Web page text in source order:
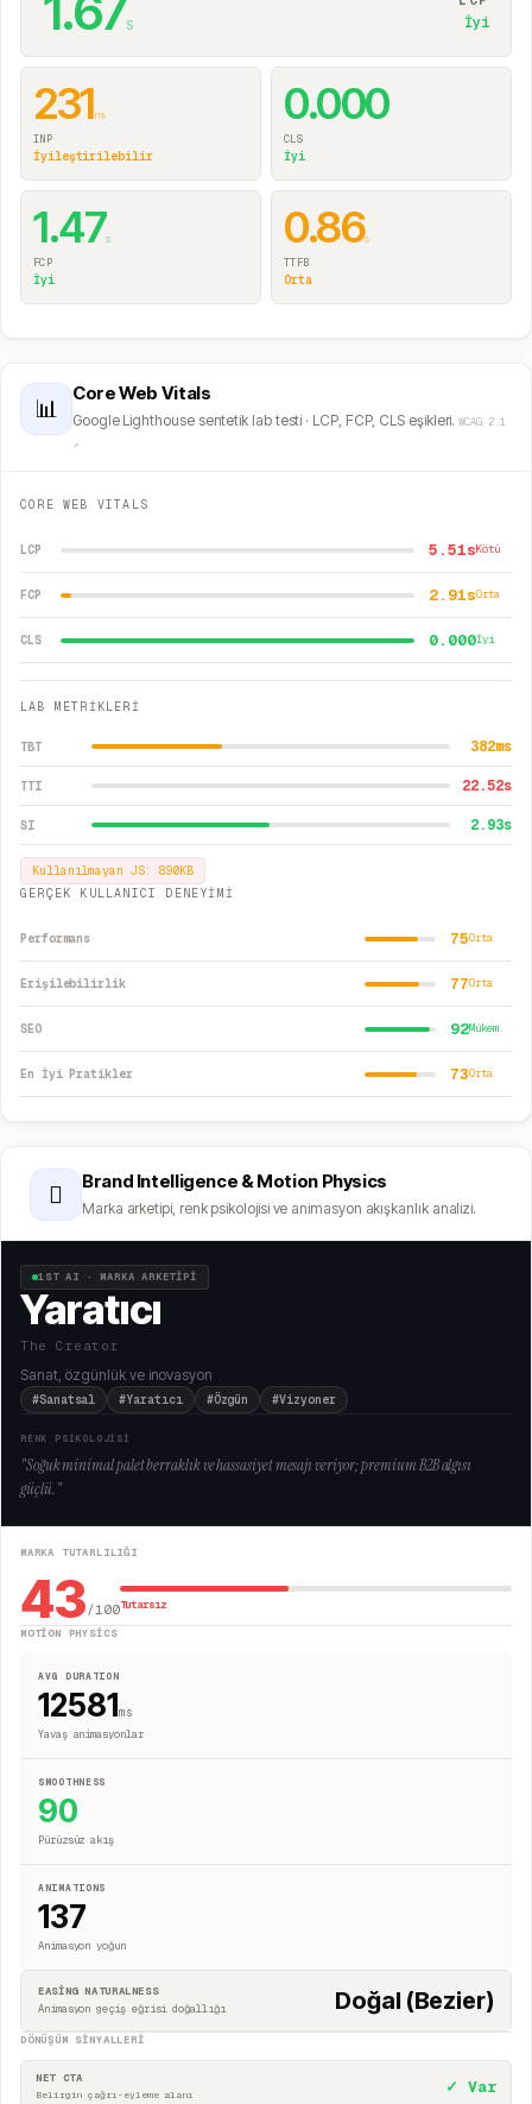
s İyi
231ms
INP
İyileştirilebilir
0.000
CLS
İyi
1.47s
FCP
İyi
0.86s
TTFB
Orta
📊
Core Web Vitals
Google Lighthouse sentetik lab testi · LCP, FCP, CLS eşikleri. WCAG 2.1
↗
CORE WEB VITALS
LCP 5.51sKötü
FCP 2.91sOrta
CLS 0.000İyi
LAB METRİKLERİ
TBT 382ms
TTI 22.52s
SI 2.93s
Kullanılmayan JS: 890KB
GERÇEK KULLANICI DENEYİMİ
Performans 75Orta
Erişilebilirlik 77Orta
SEO 92Mükem.
En İyi Pratikler 73Orta
🫆 Brand Intelligence & Motion Physics
Marka arketipi, renk psikolojisi ve animasyon akışkanlık analizi.
1ST AI · MARKA ARKETİPİ
Yaratıcı
The Creator
Sanat, özgünlük ve inovasyon
#Sanatsal #Yaratıcı #Özgün #Vizyoner
RENK PSİKOLOJİSİ
"Soğuk minimal palet berraklık ve hassasiyet mesajı veriyor; premium B2B algısı
güçlü."
MARKA TUTARLILIĞI
43/100Tutarsız
MOTION PHYSICS
AVG DURATION
12581ms
Yavaş animasyonlar
SMOOTHNESS
90
Pürüzsüz akış
ANIMATIONS
137
Animasyon yoğun
EASING NATURALNESS
Animasyon geçiş eğrisi doğallığı
Doğal (Bezier)
DÖNÜŞÜM SINYALLERI
NET CTA
Belirgin çağrı-eyleme alanı ✓ Var